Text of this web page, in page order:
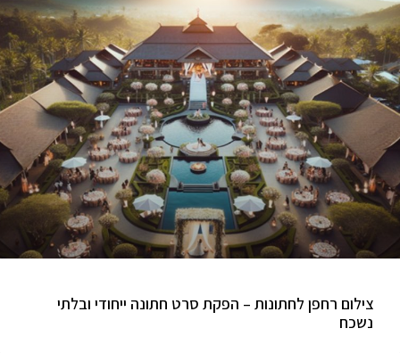
צילום רחפן לחתונות – הפקת סרט חתונה ייחודי ובלתי
נשכח